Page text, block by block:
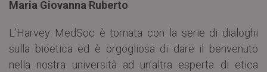
Maria Giovanna Ruberto
L’Harvey MedSoc è tornata con la serie di dialoghi
sulla bioetica ed è orgogliosa di dare il benvenuto
nella nostra università ad un’altra esperta di etica